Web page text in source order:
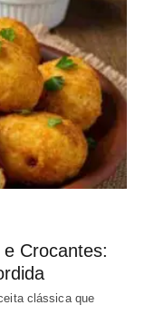
Crocantes:
clássica que